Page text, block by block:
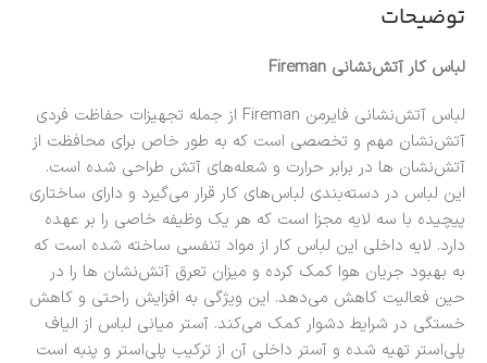
توضیحات
لباس کار آتش‌نشانی Fireman
لباس آتش‌نشانی فایرمن Fireman از جمله تجهیزات حفاظت فردی
آتش‌نشان مهم و تخصصی است که به طور خاص برای محافظت از
آتش‌نشان ها در برابر حرارت و شعله‌های آتش طراحی شده است.
این لباس در دسته‌بندی لباس‌های کار قرار می‌گیرد و دارای ساختاری
پیچیده با سه لایه مجزا است که هر یک وظیفه خاصی را بر عهده
دارد. لایه داخلی این لباس کار از مواد تنفسی ساخته شده است که
به بهبود جریان هوا کمک کرده و میزان تعرق آتش‌نشان ها را در
حین فعالیت کاهش می‌دهد. این ویژگی به افزایش راحتی و کاهش
خستگی در شرایط دشوار کمک می‌کند. آستر میانی لباس از الیاف
پلی‌استر تهیه شده و آستر داخلی آن از ترکیب پلی‌استر و پنبه است